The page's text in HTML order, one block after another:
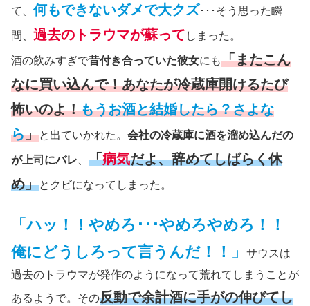
て、何もできないダメで大クズ･･･そう思った瞬
間、 過去のトラウマが蘇って しまった。
酒の飲みすぎで昔付き合っていた彼女にも「またこん
なに買い込んで！あなたが冷蔵庫開けるたび
怖いのよ！もうお酒と結婚したら？さよな
ら」と出ていかれた。 会社の冷蔵庫に酒を溜め込んだの
が上司にバレ 「病気だよ、辞めてしばらく休
め」とクビになってしまった。
「ハッ！！やめろ･･･やめろやめろ！！
俺にどうしろって言うんだ！！」
サウスは
過去のトラウマが発作のようになって荒れてしまうことが
あるようで。その反動で余計酒に手がの伸びてし